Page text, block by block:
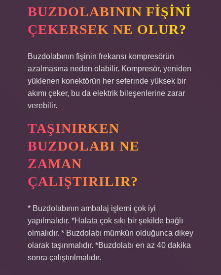
BUZDOLABININ FIŞINI
ÇEKERSEK NE OLUR?
Buzdolabının fişinin frekansı kompresörün
azalmasına neden olabilir. Kompresör, yeniden
yüklenen konektörün her seferinde yüksek bir
akımı çeker, bu da elektrik bileşenlerine zarar
verebilir.
TAŞINIRKEN
BUZDOLABI NE
ZAMAN
ÇALIŞTIRILIR?
* Buzdolabının ambalaj işlemi çok iyi
yapılmalıdır. *Halata çok sıkı bir şekilde bağlı
olmalıdır. * Buzdolabı mümkün olduğunca dikey
olarak taşınmalıdır. *Buzdolabı en az 40 dakika
sonra çalıştırılmalıdır.